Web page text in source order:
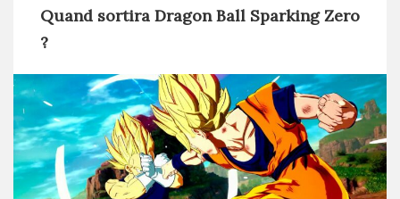
Quand sortira Dragon Ball Sparking Zero
?